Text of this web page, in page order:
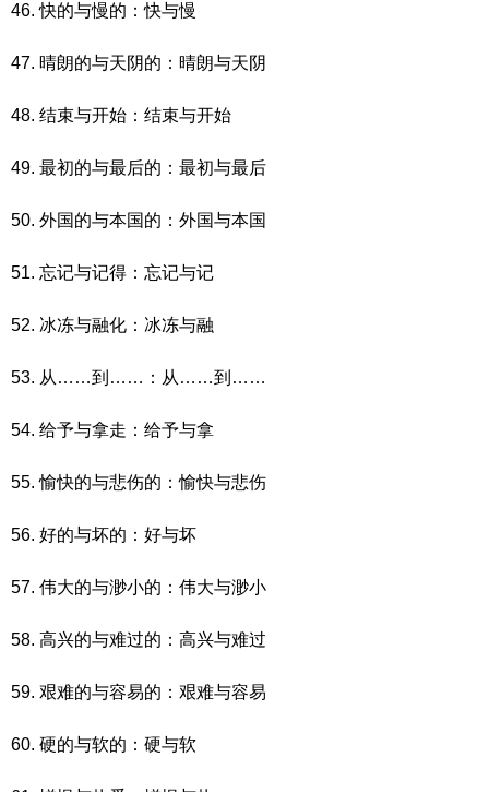
46. 快的与慢的：快与慢
47. 晴朗的与天阴的：晴朗与天阴
48. 结束与开始：结束与开始
49. 最初的与最后的：最初与最后
50. 外国的与本国的：外国与本国
51. 忘记与记得：忘记与记
52. 冰冻与融化：冰冻与融
53. 从……到……：从……到……
54. 给予与拿走：给予与拿
55. 愉快的与悲伤的：愉快与悲伤
56. 好的与坏的：好与坏
57. 伟大的与渺小的：伟大与渺小
58. 高兴的与难过的：高兴与难过
59. 艰难的与容易的：艰难与容易
60. 硬的与软的：硬与软